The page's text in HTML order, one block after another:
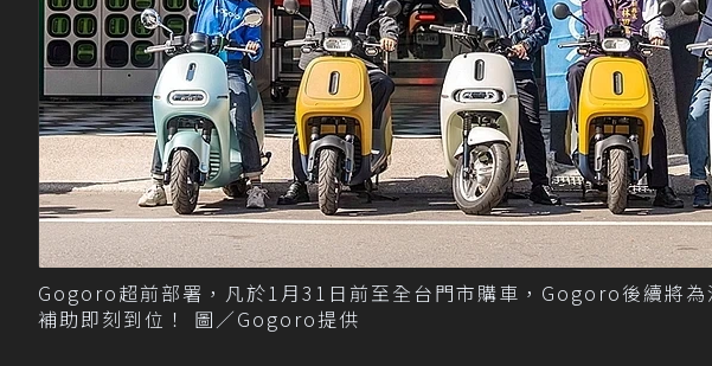
Gogoro超前部署，凡於1月31日前至全台門市購車，Gogoro後續將
補助即刻到位！ 圖／Gogoro提供